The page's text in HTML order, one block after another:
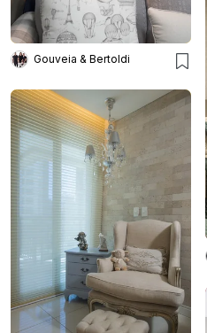
Gouveia & Bertoldi